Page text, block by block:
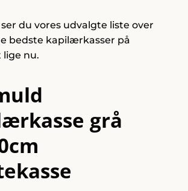
du vores udvalgte liste over
bedste kapilærkasser på
nu.
grå